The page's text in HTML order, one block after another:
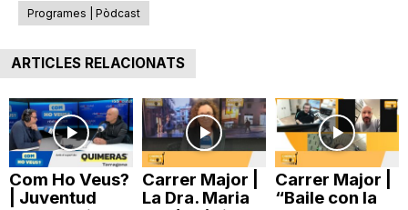
o
n
a
Programes | Pòdcast
ARTICLES RELACIONATS
Com Ho Veus?
| Juventud
Carrer Major |
La Dra. Maria
Carrer Major |
“Baile con la